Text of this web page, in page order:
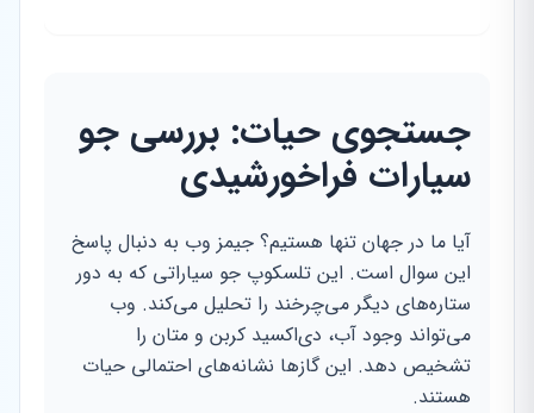
جستجوی حیات: بررسی جو
سیارات فراخورشیدی
آیا ما در جهان تنها هستیم؟ جیمز وب به دنبال پاسخ
این سوال است. این تلسکوپ جو سیاراتی که به دور
ستاره‌های دیگر می‌چرخند را تحلیل می‌کند. وب
می‌تواند وجود آب، دی‌اکسید کربن و متان را
تشخیص دهد. این گازها نشانه‌های احتمالی حیات
هستند.